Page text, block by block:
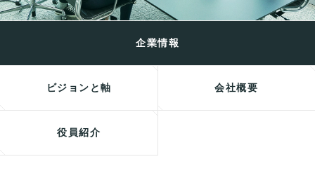
企業情報
ビジョンと軸 会社概要
役員紹介